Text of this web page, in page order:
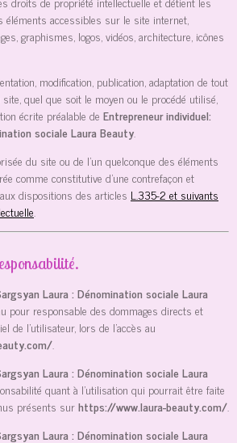
éléments accessibles sur le site internet,
graphismes, logos, vidéos, architecture, icônes
modification, publication, adaptation de tout
quel que soit le moyen ou le procédé utilisé,
écrite préalable de Entrepreneur individuel:
sociale Laura Beauty.
du site ou de l’un quelconque des éléments
comme constitutive d’une contrefaçon et
dispositions des articles L.335-2 et suivants
.
Laura : Dénomination sociale Laura
pour responsable des dommages directs et
de l’utilisateur, lors de l’accès au
Laura : Dénomination sociale Laura
quant à l’utilisation qui pourrait être faite
présents surhttps://www.laura-beauty.com/
Laura : Dénomination sociale Laura